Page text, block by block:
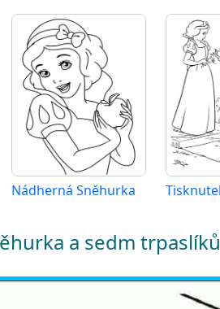
Nádherná Sněhurka
a sedm trpaslíků